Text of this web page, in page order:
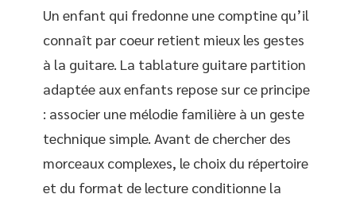
Un enfant qui fredonne une comptine qu’il
connaît par coeur retient mieux les gestes
à la guitare. La tablature guitare partition
adaptée aux enfants repose sur ce principe
: associer une mélodie familière à un geste
technique simple. Avant de chercher des
morceaux complexes, le choix du répertoire
et du format de lecture conditionne la